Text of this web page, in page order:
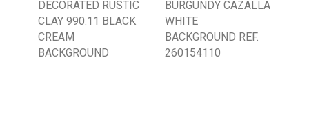
DECORATED RUSTIC
CLAY 990.11 BLACK
CREAM
BACKGROUND
BURGUNDY CAZALLA
WHITE
BACKGROUND REF.
260154110